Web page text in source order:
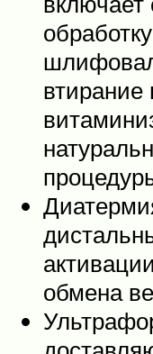
втирание
обмена